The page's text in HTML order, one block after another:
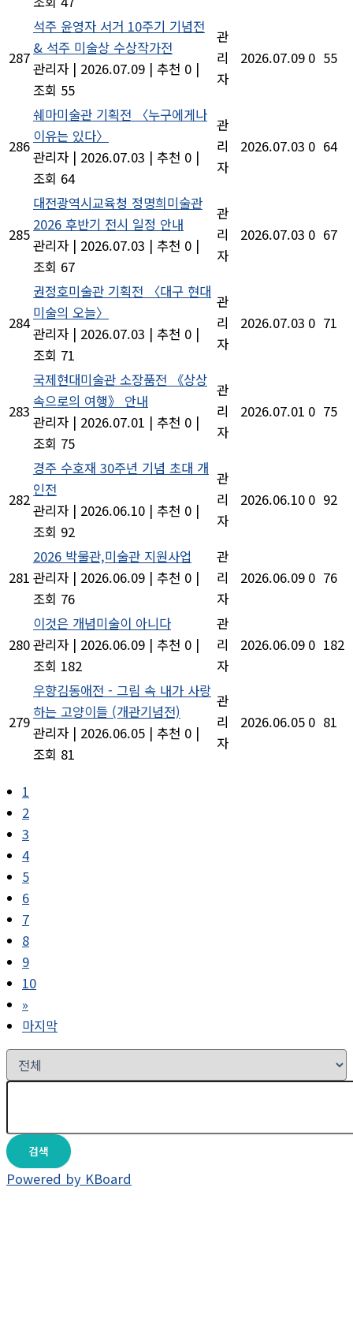
287
석주 윤영자 서거 10주기 기념전
& 석주 미술상 수상작가전
관리자 | 2026.07.09 | 추천 0 |
조회 55
관
리
자
2026.07.09 0 55
286
쉐마미술관 기획전 〈누구에게나
이유는 있다〉
관리자 | 2026.07.03 | 추천 0 |
조회 64
관
리
자
2026.07.03 0 64
285
대전광역시교육청 정명희미술관
2026 후반기 전시 일정 안내
관리자 | 2026.07.03 | 추천 0 |
조회 67
관
리
자
2026.07.03 0 67
284
권정호미술관 기획전 〈대구 현대
미술의 오늘〉
관리자 | 2026.07.03 | 추천 0 |
조회 71
관
리
자
2026.07.03 0 71
283
국제현대미술관 소장품전 《상상
속으로의 여행》 안내
관리자 | 2026.07.01 | 추천 0 |
조회 75
관
리
자
2026.07.01 0 75
282
경주 수호재 30주년 기념 초대 개
인전
관리자 | 2026.06.10 | 추천 0 |
조회 92
관
리
자
2026.06.10 0 92
281
2026 박물관,미술관 지원사업
관리자 | 2026.06.09 | 추천 0 |
조회 76
관
리
자
2026.06.09 0 76
280
이것은 개념미술이 아니다
관리자 | 2026.06.09 | 추천 0 |
조회 182
관
리
자
2026.06.09 0 182
279
우향김동애전 - 그림 속 내가 사랑
하는 고양이들 (개관기념전)
관리자 | 2026.06.05 | 추천 0 |
조회 81
관
리
자
2026.06.05 0 81
1
2
3
4
5
6
7
8
9
10
»
마지막
검색
Powered by KBoard